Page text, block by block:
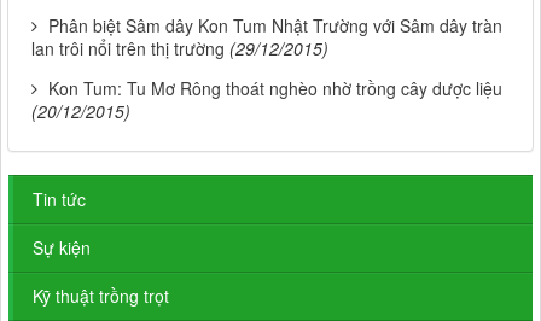
Phân biệt Sâm dây Kon Tum Nhật Trường với Sâm dây tràn
lan trôi nổi trên thị trường (29/12/2015)
Kon Tum: Tu Mơ Rông thoát nghèo nhờ trồng cây dược liệu
(20/12/2015)
Tin tức
Sự kiện
Kỹ thuật trồng trọt